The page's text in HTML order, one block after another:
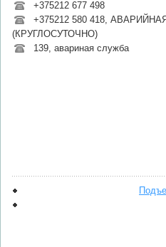
+375212 677 498
+375212 580 418, АВАРИЙНАЯ
(КРУГЛОСУТОЧНО)
139, авариная служба